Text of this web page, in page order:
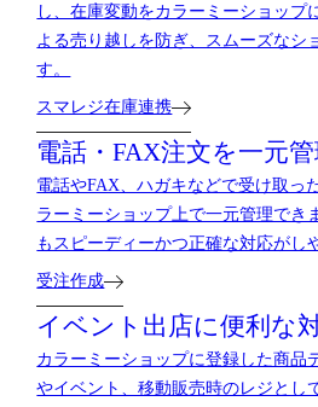
し、在庫変動をカラーミーショップ
よる売り越しを防ぎ、スムーズなシ
す。
スマレジ在庫連携
電話・FAX注文を一元管
電話やFAX、ハガキなどで受け取っ
ラーミーショップ上で一元管理でき
もスピーディーかつ正確な対応がし
受注作成
イベント出店に便利な
カラーミーショップに登録した商品
やイベント、移動販売時のレジとし